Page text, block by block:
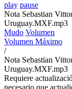
play pause
Nota Sebastian
Uruguay.MXF.mp3
Mudo Volumen
Volumen Máximo
/
Nota Sebastian
Uruguay.MXF.mp3
Requiere